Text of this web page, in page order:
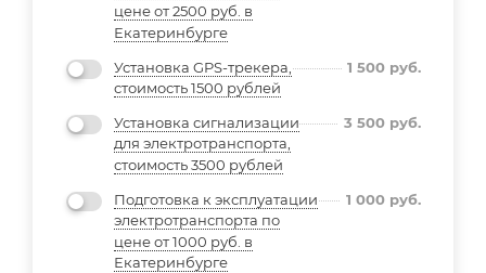
цене от 2500 руб. в
Екатеринбурге
Установка GPS-трекера,
стоимость 1500 рублей
1 500 руб.
Установка сигнализации
для электротранспорта,
стоимость 3500 рублей
3 500 руб.
Подготовка к эксплуатации
электротранспорта по
цене от 1000 руб. в
Екатеринбурге
1 000 руб.